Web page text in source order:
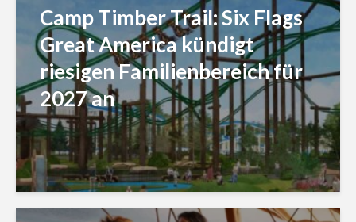
Camp Timber Trail: Six Flags
Great America kündigt
riesigen Familienbereich für
2027 an